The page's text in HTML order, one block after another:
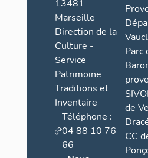
13481
Marseille
Direction de la
Culture -
Service
Patrimoine
Traditions et
Inventaire
Téléphone :
04 88 10 76
66
Parc
de
CC